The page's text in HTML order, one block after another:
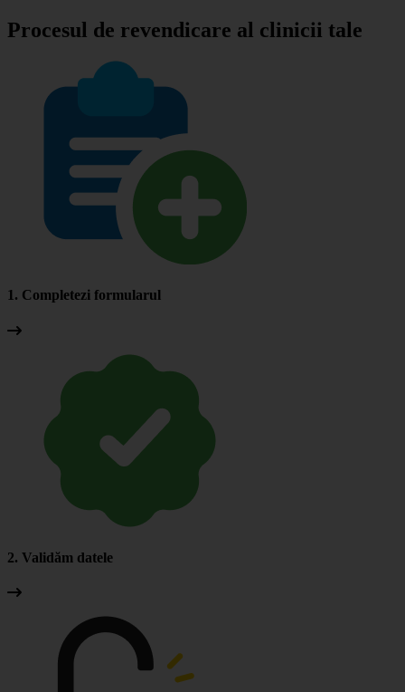
Procesul de revendicare al clinicii tale
1. Completezi formularul
2. Validăm datele